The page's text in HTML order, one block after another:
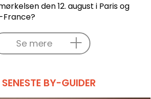
den 12. august i Paris og
Se mere
SENESTE BY-GUIDER